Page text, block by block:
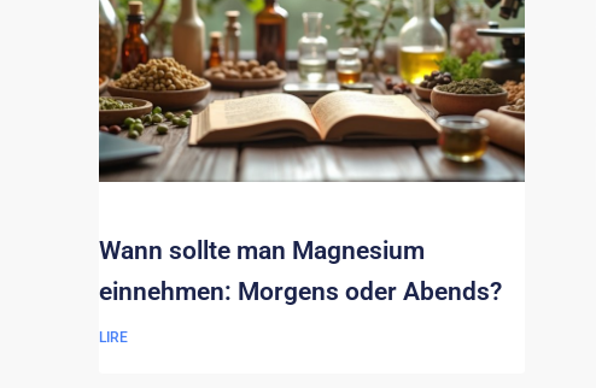
Wann sollte man Magnesium
einnehmen: Morgens oder Abends?
LIRE